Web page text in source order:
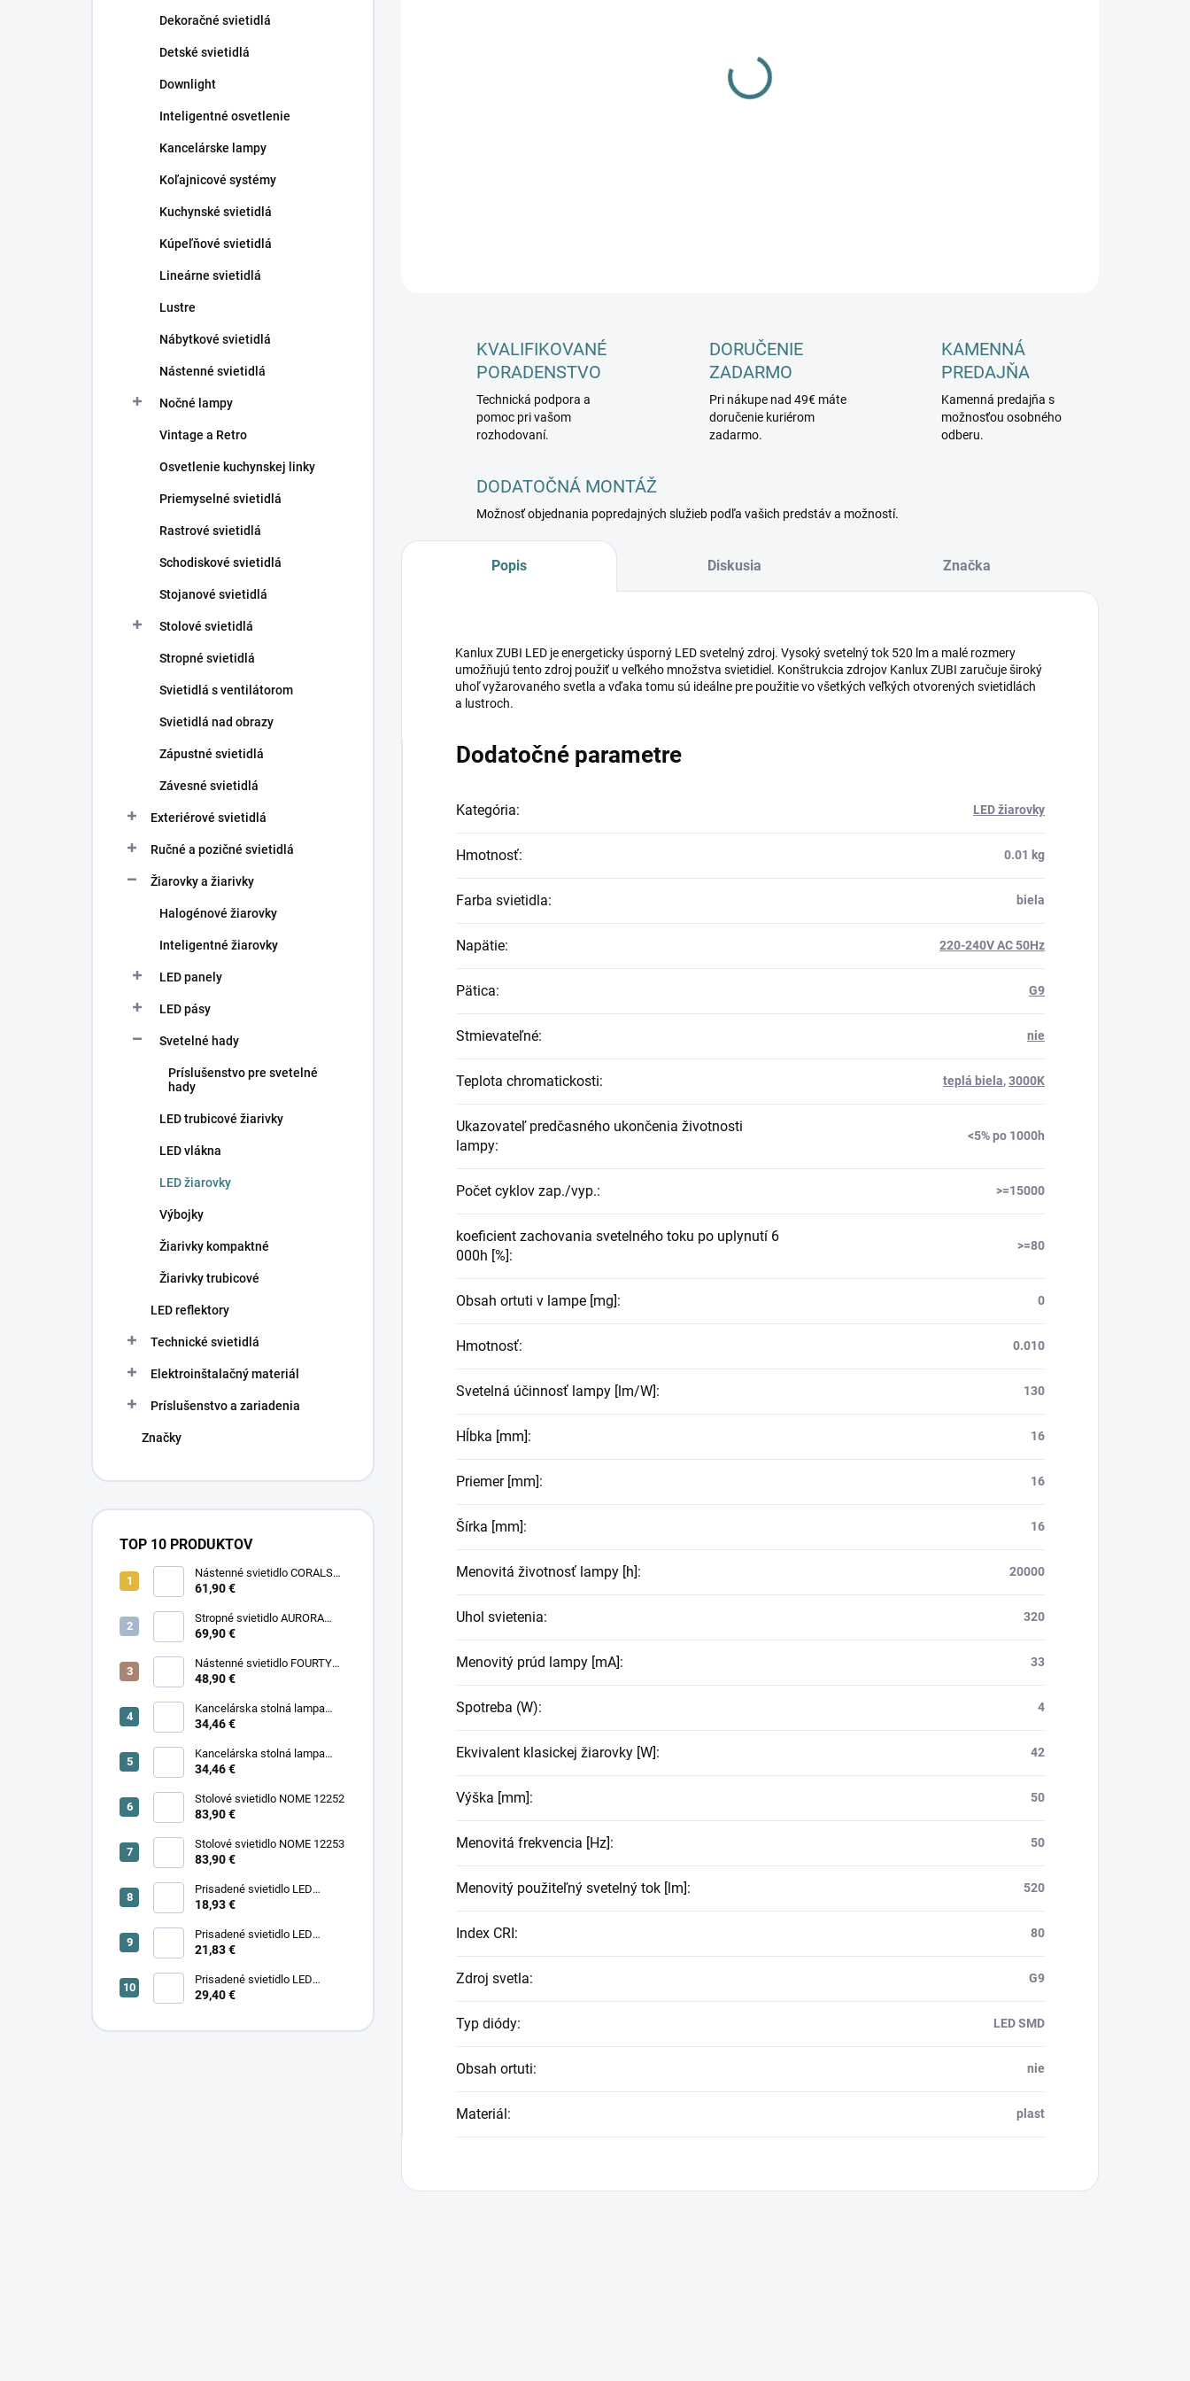
Dekoračné svietidlá
Detské svietidlá
Downlight
Inteligentné osvetlenie
Kancelárske lampy
Koľajnicové systémy
Kuchynské svietidlá
Kúpeľňové svietidlá
Lineárne svietidlá
Lustre
Nábytkové svietidlá
Nástenné svietidlá
Nočné lampy
Vintage a Retro
Osvetlenie kuchynskej linky
Priemyselné svietidlá
Rastrové svietidlá
Schodiskové svietidlá
Stojanové svietidlá
Stolové svietidlá
Stropné svietidlá
Svietidlá s ventilátorom
Svietidlá nad obrazy
Zápustné svietidlá
Závesné svietidlá
Exteriérové svietidlá
Ručné a pozičné svietidlá
Žiarovky a žiarivky
Halogénové žiarovky
Inteligentné žiarovky
LED panely
LED pásy
Svetelné hady
Príslušenstvo pre svetelné
hady
LED trubicové žiarivky
LED vlákna
LED žiarovky
Výbojky
Žiarivky kompaktné
Žiarivky trubicové
LED reflektory
Technické svietidlá
Elektroinštalačný materiál
Príslušenstvo a zariadenia
Značky
TOP 10 PRODUKTOV
Nástenné svietidlo CORALS
11977
61,90 €
Stropné svietidlo AURORA
11971
69,90 €
Nástenné svietidlo FOURTY
WALL S 10888
48,90 €
Kancelárska stolná lampa
PIXA KT-40-GR BL 90420
34,46 €
Kancelárska stolná lampa
PIXA KT-40-BE 90419
34,46 €
Stolové svietidlo NOME 12252
83,90 €
Stolové svietidlo NOME 12253
83,90 €
Prisadené svietidlo LED
18,93 €
Prisadené svietidlo LED
SONOR CCT UP 6W B 24365
21,83 €
Prisadené svietidlo LED
29,40 €
DETAILNÉ INFORMÁCIE
KVALIFIKOVANÉ
PORADENSTVO
Technická podpora a
pomoc pri vašom
rozhodovaní.
DORUČENIE
ZADARMO
Pri nákupe nad 49€ máte
doručenie kuriérom
zadarmo.
KAMENNÁ
PREDAJŇA
Kamenná predajňa s
možnosťou osobného
odberu.
DODATOČNÁ MONTÁŽ
Možnosť objednania popredajných služieb podľa vašich predstáv a možností.
Popis Diskusia Značka
Kanlux ZUBI LED je energeticky úsporný LED svetelný zdroj. Vysoký svetelný tok 520 lm a malé rozmery
umožňujú tento zdroj použiť u veľkého množstva svietidiel. Konštrukcia zdrojov Kanlux ZUBI zaručuje široký
uhoľ vyžarovaného svetla a vďaka tomu sú ideálne pre použitie vo všetkých veľkých otvorených svietidlách
a lustroch.
Dodatočné parametre
Kategória: LED žiarovky
Hmotnosť: 0.01 kg
Farba svietidla: biela
Napätie: 220-240V AC 50Hz
Pätica: G9
Stmievateľné: nie
Teplota chromatickosti: teplá biela,3000K
Ukazovateľ predčasného ukončenia životnosti
lampy:
<5% po 1000h
Počet cyklov zap./vyp.: >=15000
koeficient zachovania svetelného toku po uplynutí 6
000h [%]:
>=80
Obsah ortuti v lampe [mg]: 0
Hmotnosť: 0.010
Svetelná účinnosť lampy [lm/W]: 130
Hĺbka [mm]: 16
Priemer [mm]: 16
Šírka [mm]: 16
Menovitá životnosť lampy [h]: 20000
Uhol svietenia: 320
Menovitý prúd lampy [mA]: 33
Spotreba (W): 4
Ekvivalent klasickej žiarovky [W]: 42
Výška [mm]: 50
Menovitá frekvencia [Hz]: 50
Menovitý použiteľný svetelný tok [lm]: 520
Index CRI: 80
Zdroj svetla: G9
Typ diódy: LED SMD
Obsah ortuti: nie
Materiál: plast